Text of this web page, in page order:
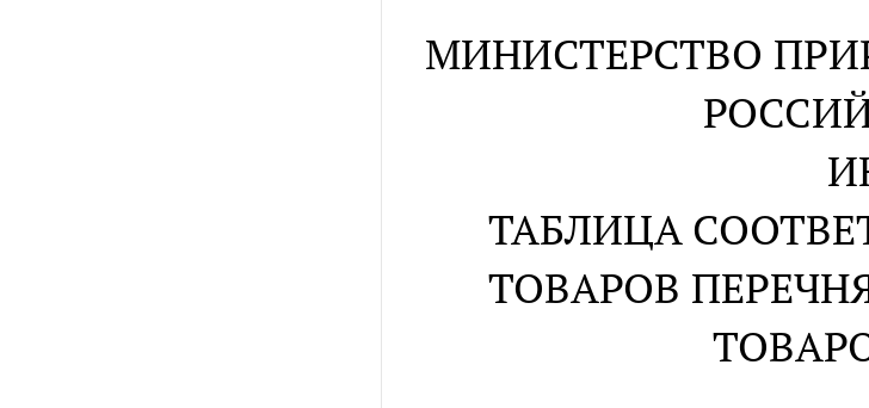
МИНИСТЕРСТВО
ТАБЛИЦА
ТОВАРОВ